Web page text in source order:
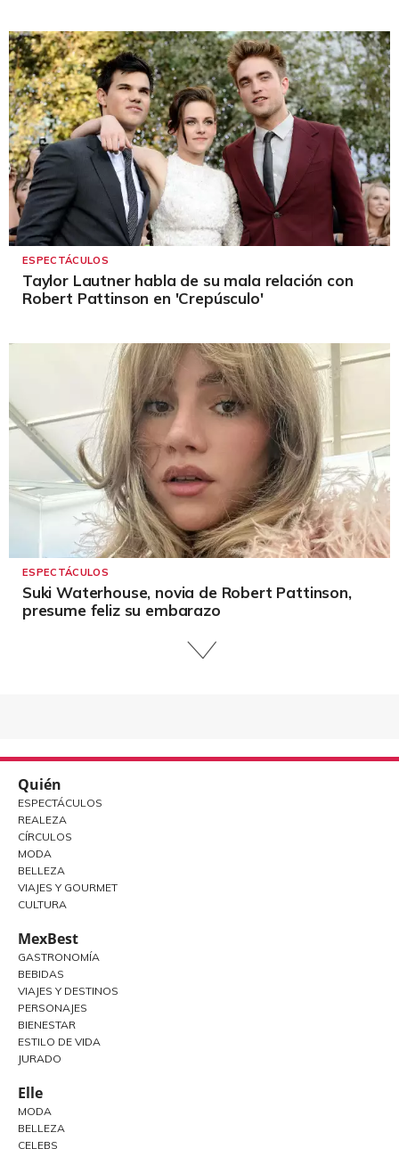
ESPECTÁCULOS
Taylor Lautner habla de su mala relación con
Robert Pattinson en 'Crepúsculo'
ESPECTÁCULOS
Suki Waterhouse, novia de Robert Pattinson,
presume feliz su embarazo
Quién
ESPECTÁCULOS
REALEZA
CÍRCULOS
MODA
BELLEZA
VIAJES Y GOURMET
CULTURA
MexBest
GASTRONOMÍA
BEBIDAS
VIAJES Y DESTINOS
PERSONAJES
BIENESTAR
ESTILO DE VIDA
JURADO
Elle
MODA
BELLEZA
CELEBS